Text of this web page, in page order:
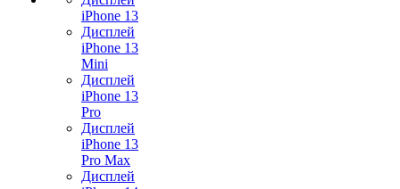
iPhone 13
Дисплей
iPhone 13
Mini
Дисплей
iPhone 13
Pro
Дисплей
iPhone 13
Pro Max
Дисплей